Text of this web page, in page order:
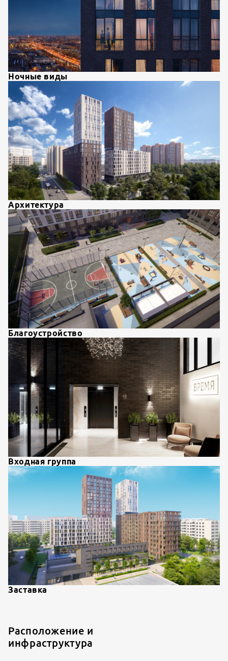
Ночные виды
Архитектура
Благоустройство
Входная группа
Заставка
Расположение и
инфраструктура